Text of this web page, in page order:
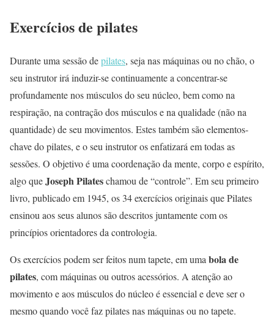
Exercícios de pilates
Durante uma sessão depilates, seja nas máquinas ou no chão, o
seu instrutor irá induzir-se continuamente a concentrar-se
profundamente nos músculos do seu núcleo, bem como na
respiração, na contração dos músculos e na qualidade (não na
quantidade) de seu movimentos. Estes também são elementos-
chave do pilates, e o seu instrutor os enfatizará em todas as
sessões. O objetivo é uma coordenação da mente, corpo e espírito,
algo queJoseph Pilateschamou de “controle”. Em seu primeiro
livro, publicado em 1945, os 34 exercícios originais que Pilates
ensinou aos seus alunos são descritos juntamente com os
princípios orientadores da contrologia.
Os exercícios podem ser feitos num tapete, em uma bola de
pilates, com máquinas ou outros acessórios. A atenção ao
movimento e aos músculos do núcleo é essencial e deve ser o
mesmo quando você faz pilates nas máquinas ou no tapete.